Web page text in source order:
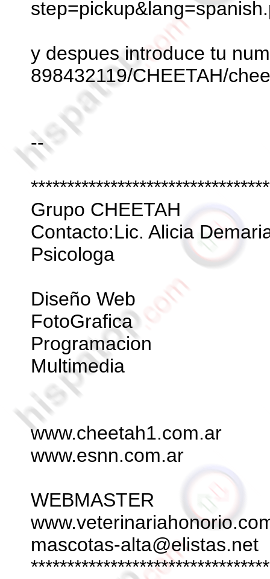
y despues introduce tu
898432119/CHEETAH/
--
Grupo CHEETAH
Contacto:Lic. Alicia
Psicologa
Diseño Web
FotoGrafica
Programacion
Multimedia
www.cheetah1.com.ar
www.esnn.com.ar
WEBMASTER
mascotas-alta@elistas.net